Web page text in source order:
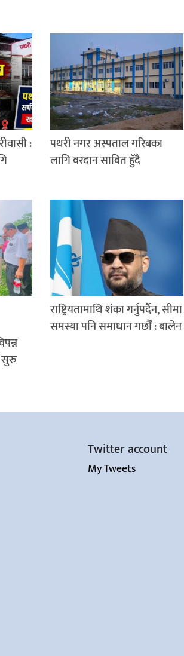
:
पथरी नगर अस्पताल गरिबका
लागि वरदान सावित हुँदै
सुरु
राष्ट्रियतामाथि शंका गर्नुपर्दैन, सीमा
समस्या पनि समाधान गर्छौं : बालेन
Twitter account
My Tweets